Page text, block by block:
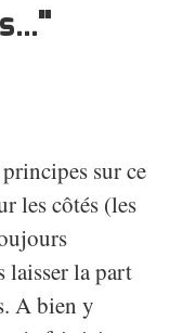
sur ce
les côtés (les
laisser la part
A bien y